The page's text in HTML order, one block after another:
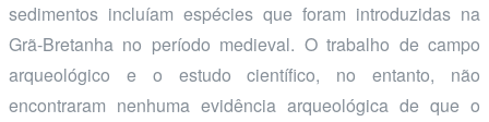
sedimentos incluíam espécies que foram introduzidas na
Grã-Bretanha no período medieval. O trabalho de campo
arqueológico e o estudo científico, no entanto, não
encontraram nenhuma evidência arqueológica de que o